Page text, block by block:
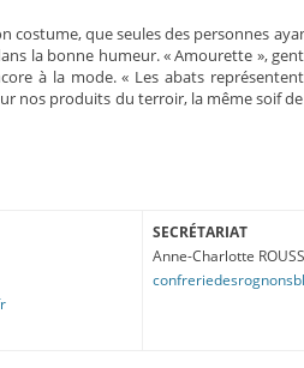
costume, que seules des personnes
la bonne humeur. « Amourette »,
à la mode. « Les abats
nos produits du terroir, la même soif
SECRÉTARIAT
Anne-Charlotte